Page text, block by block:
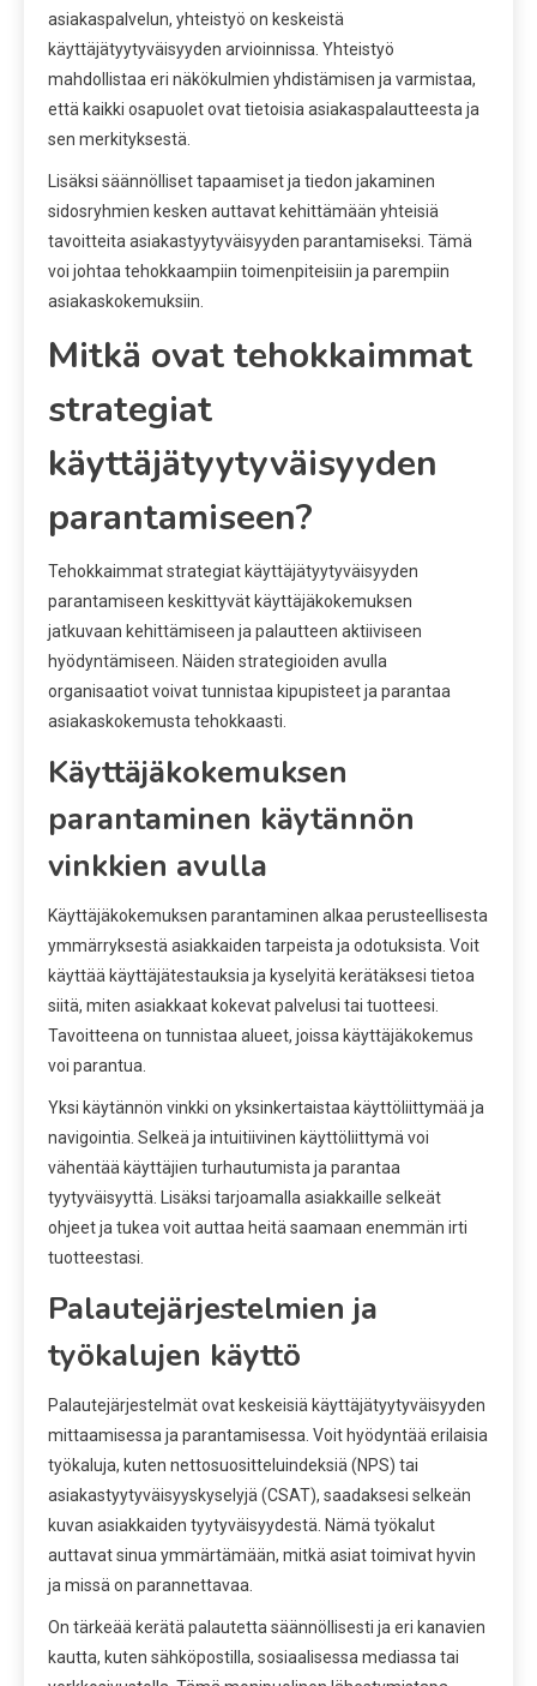
asiakaspalvelun, yhteistyö on keskeistä
käyttäjätyytyväisyyden arvioinnissa. Yhteistyö
mahdollistaa eri näkökulmien yhdistämisen ja varmistaa,
että kaikki osapuolet ovat tietoisia asiakaspalautteesta ja
sen merkityksestä.
Lisäksi säännölliset tapaamiset ja tiedon jakaminen
sidosryhmien kesken auttavat kehittämään yhteisiä
tavoitteita asiakastyytyväisyyden parantamiseksi. Tämä
voi johtaa tehokkaampiin toimenpiteisiin ja parempiin
asiakaskokemuksiin.
Mitkä ovat tehokkaimmat
strategiat
käyttäjätyytyväisyyden
parantamiseen?
Tehokkaimmat strategiat käyttäjätyytyväisyyden
parantamiseen keskittyvät käyttäjäkokemuksen
jatkuvaan kehittämiseen ja palautteen aktiiviseen
hyödyntämiseen. Näiden strategioiden avulla
organisaatiot voivat tunnistaa kipupisteet ja parantaa
asiakaskokemusta tehokkaasti.
Käyttäjäkokemuksen
parantaminen käytännön
vinkkien avulla
Käyttäjäkokemuksen parantaminen alkaa perusteellisesta
ymmärryksestä asiakkaiden tarpeista ja odotuksista. Voit
käyttää käyttäjätestauksia ja kyselyitä kerätäksesi tietoa
siitä, miten asiakkaat kokevat palvelusi tai tuotteesi.
Tavoitteena on tunnistaa alueet, joissa käyttäjäkokemus
voi parantua.
Yksi käytännön vinkki on yksinkertaistaa käyttöliittymää ja
navigointia. Selkeä ja intuitiivinen käyttöliittymä voi
vähentää käyttäjien turhautumista ja parantaa
tyytyväisyyttä. Lisäksi tarjoamalla asiakkaille selkeät
ohjeet ja tukea voit auttaa heitä saamaan enemmän irti
tuotteestasi.
Palautejärjestelmien ja
työkalujen käyttö
Palautejärjestelmät ovat keskeisiä käyttäjätyytyväisyyden
mittaamisessa ja parantamisessa. Voit hyödyntää erilaisia
työkaluja, kuten nettosuositteluindeksiä (NPS) tai
asiakastyytyväisyyskyselyjä (CSAT), saadaksesi selkeän
kuvan asiakkaiden tyytyväisyydestä. Nämä työkalut
auttavat sinua ymmärtämään, mitkä asiat toimivat hyvin
ja missä on parannettavaa.
On tärkeää kerätä palautetta säännöllisesti ja eri kanavien
kautta, kuten sähköpostilla, sosiaalisessa mediassa tai